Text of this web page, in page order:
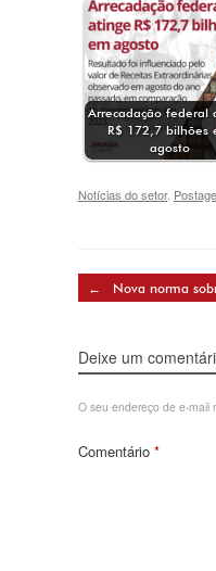
Arrecadação federal
R$ 172,7 bilhões
agosto
Notícias do setor,
Post navigation
← Nova norma
Deixe um
O seu endereço de e-mail
Comentário *